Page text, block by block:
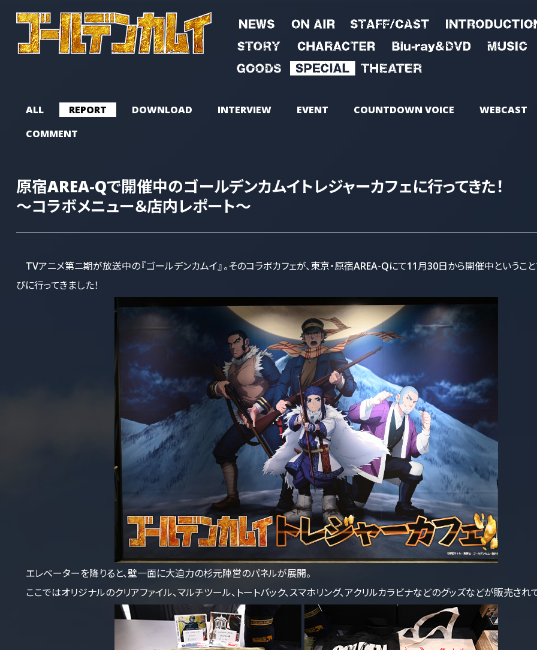
ALL REPORT DOWNLOAD INTERVIEW EVENT COUNTDOWN VOICE
WEBCAST
COMMENT
原宿AREA-Qで開催中のゴールデンカムイトレジャーカフェに行ってきた！
～コラボメニュー＆店内レポート～
TVアニメ第ニ期が放送中の『ゴールデンカムイ』。そのコラボカフェが、東京・原宿AREA-Qにて11月30日から開催中ということ
びに行ってきました！
エレベーターを降りると、壁一面に大迫力の杉元陣営のパネルが展開。
ここではオリジナルのクリアファイル、マルチツール、トートバック、スマホリング、アクリルカラビナなどのグッズなどが販売され